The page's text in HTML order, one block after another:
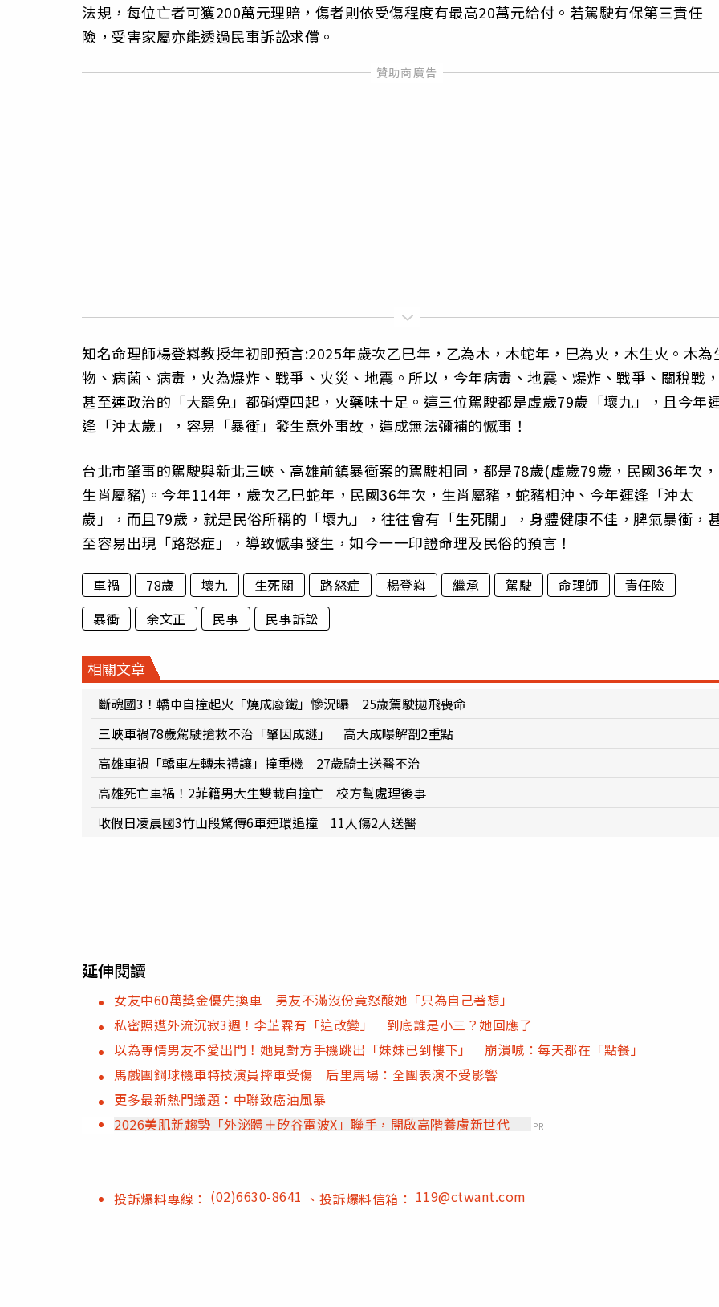
法規，每位亡者可獲200萬元理賠，傷者則依受傷程度有最高20萬元給付。若駕駛有保第三責任
險，受害家屬亦能透過民事訴訟求償。
知名命理師楊登嵙教授年初即預言:2025年歲次乙巳年，乙為木，木蛇年，巳為火，木生火。木為
物、病菌、病毒，火為爆炸、戰爭、火災、地震。所以，今年病毒、地震、爆炸、戰爭、關稅戰，
甚至連政治的「大罷免」都硝煙四起，火藥味十足。這三位駕駛都是虛歲79歲「壞九」，且今年
逢「沖太歲」，容易「暴衝」發生意外事故，造成無法彌補的憾事！
台北市肇事的駕駛與新北三峽、高雄前鎮暴衝案的駕駛相同，都是78歲(虛歲79歲，民國36年次，
生肖屬豬)。今年114年，歲次乙巳蛇年，民國36年次，生肖屬豬，蛇豬相沖、今年運逢「沖太
歲」，而且79歲，就是民俗所稱的「壞九」，往往會有「生死關」，身體健康不佳，脾氣暴衝，
至容易出現「路怒症」，導致憾事發生，如今一一印證命理及民俗的預言！
車禍 78歲 壞九 生死關 路怒症 楊登嵙 繼承 駕駛 命理師
責任險
暴衝
余文正 民事 民事訴訟
相關文章
斷魂國3！轎車自撞起火「燒成廢鐵」慘況曝 25歲駕駛拋飛喪命
三峽車禍78歲駕駛搶救不治「肇因成謎」 高大成曝解剖2重點
高雄車禍「轎車左轉未禮讓」撞重機 27歲騎士送醫不治
高雄死亡車禍！2菲籍男大生雙載自撞亡 校方幫處理後事
收假日凌晨國3竹山段驚傳6車連環追撞 11人傷2人送醫
延伸閱讀
女友中60萬獎金優先換車 男友不滿沒份竟怒酸她「只為自己著想」
私密照遭外流沉寂3週！李芷霖有「這改變」 到底誰是小三？她回應了
以為專情男友不愛出門！她見對方手機跳出「妹妹已到樓下」 崩潰喊：每天都在「點餐」
馬戲團鋼球機車特技演員摔車受傷 后里馬場：全團表演不受影響
更多最新熱門議題：中聯致癌油風暴
2026美肌新趨勢「外泌體＋矽谷電波X」聯手，開啟高階養膚新世代
PR
投訴爆料專線： (02)6630-8641 、投訴爆料信箱：119@ctwant.com